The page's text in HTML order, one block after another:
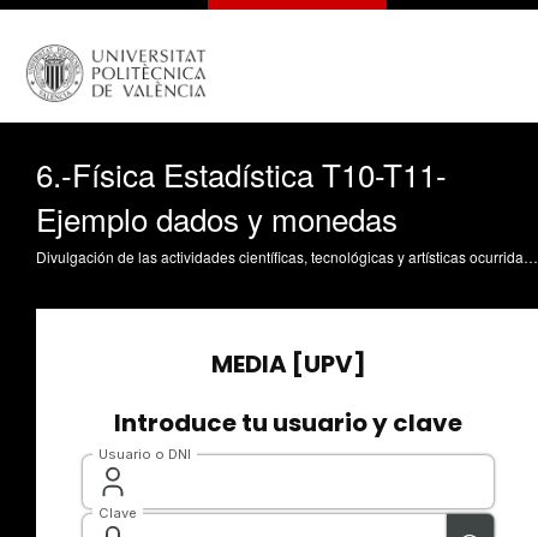
6.-Física Estadística T10-T11-
Ejemplo dados y monedas
Divulgación de las actividades científicas, tecnológicas y artísticas ocurridas en los tres campus de la UPV